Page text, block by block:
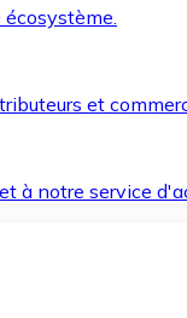
et
à notre service